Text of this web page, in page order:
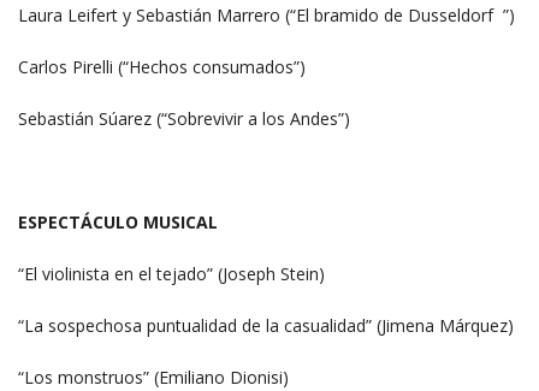
Laura Leifert y Sebastián Marrero (“El bramido de Dusseldorf ”)
Carlos Pirelli (“Hechos consumados”)
Sebastián Súarez (“Sobrevivir a los Andes”)
ESPECTÁCULO MUSICAL
“El violinista en el tejado” (Joseph Stein)
“La sospechosa puntualidad de la casualidad” (Jimena Márquez)
“Los monstruos” (Emiliano Dionisi)